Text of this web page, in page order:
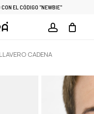
CON EL CÓDIGO "NEWBIE"
CLOSE
CART
LLAVERO CADENA